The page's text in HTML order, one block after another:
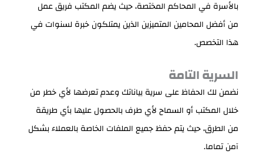
بالأسرة في المحاكم المختصة، حيث يضم المكتب فريق عمل
من أفضل المحامين المتميزين الذين يمتلكون خبرة لسنوات في
هذا التخصص.
السرية التامة
نضمن لك الحفاظ على سرية بياناتك وعدم تعرضها لأي خطر من
خلال المكتب أو السماح لأي طرف بالحصول عليها بأي طريقة
من الطرق، حيث يتم حفظ جميع الملفات الخاصة بالعملاء بشكل
آمن تماما.